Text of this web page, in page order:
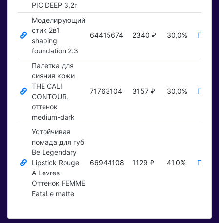
PIC DEEP 3,2г
Моделирующий
стик 2в1
shaping
foundation 2.3
64415674 2340 ₽ 30,0%
Палетка для
сияния кожи
THE CALI
CONTOUR,
оттенок
medium-dark
71763104 3157 ₽ 30,0%
Устойчивая
помада для губ
Be Legendary
Lipstick Rouge
A Levres
Оттенок FEMME
FataLe matte
66944108 1129 ₽ 41,0%